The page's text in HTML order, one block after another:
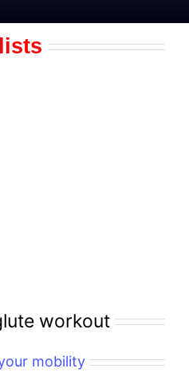
workout
mobility